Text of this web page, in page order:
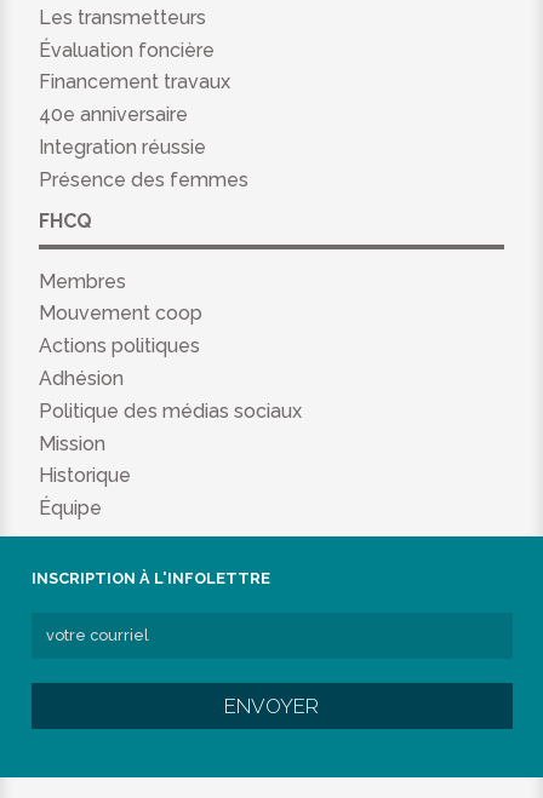
Les transmetteurs
Évaluation foncière
Financement travaux
40e anniversaire
Integration réussie
Présence des femmes
FHCQ
Membres
Mouvement coop
Actions politiques
Adhésion
Politique des médias sociaux
Mission
Historique
Équipe
INSCRIPTION À L'INFOLETTRE
ENVOYER